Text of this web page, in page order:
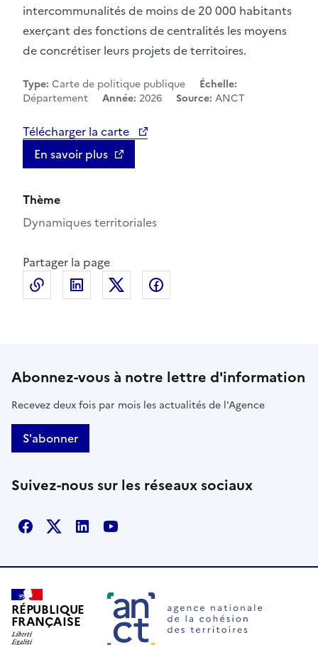
Thème
Dynamiques territoriales
Partager la page
Copier le lien de la page dans le presse-papier
LinkedIn
intercommunalités de moins de 20 000 habitants
exerçant des fonctions de centralités les moyens
de concrétiser leurs projets de territoires.
Type: Carte de politique publique
Échelle:
Département
Année: 2026 Source: ANCT
Télécharger la carte
En savoir plus
Abonnez-vous à notre lettre d'information
Recevez deux fois par mois les actualités de l'Agence
S'abonner
Suivez-nous sur les réseaux sociaux
Facebook
X LinkedinYoutube
RÉPUBLIQUE
FRANÇAISE